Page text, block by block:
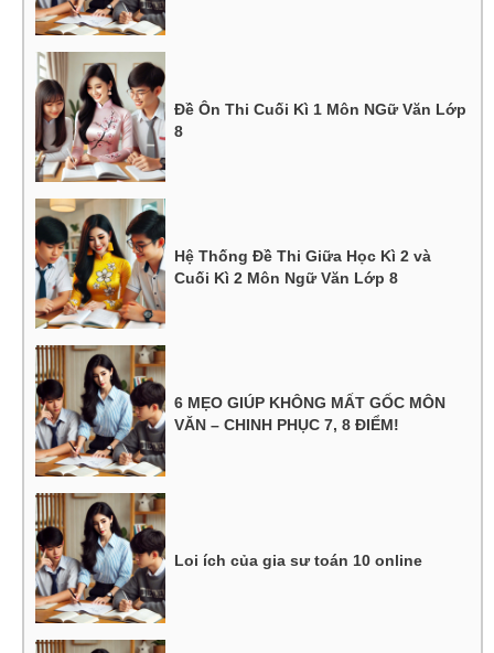
Đề Ôn Thi Cuối Kì 1 Môn NGữ Văn Lớp
8
Hệ Thống Đề Thi Giữa Học Kì 2 và
Cuối Kì 2 Môn Ngữ Văn Lớp 8
6 MẸO GIÚP KHÔNG MẤT GỐC MÔN
VĂN – CHINH PHỤC 7, 8 ĐIỂM!
Loi ích của gia sư toán 10 online